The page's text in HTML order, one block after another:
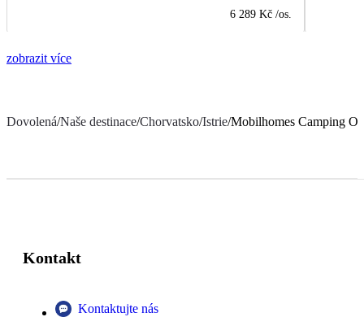
6 289 Kč /os.
zobrazit více
Dovolená/Naše destinace/Chorvatsko/Istrie/Mobilhomes Camping
Kontakt
Kontaktujte nás